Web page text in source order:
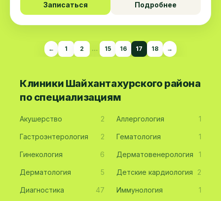
Записаться Подробнее
← 1 2 … 15 16 17 18 →
Клиники Шайхантахурского района
по специализациям
Акушерство 2 Аллергология 1
Гастроэнтерология 2 Гематология 1
Гинекология 6 Дерматовенерология 1
Дерматология 5 Детские кардиология 2
Диагностика 47 Иммунология 1